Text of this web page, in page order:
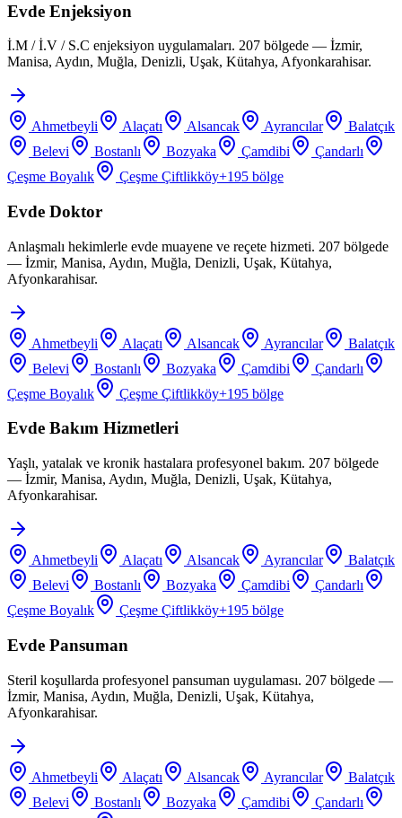
Evde Enjeksiyon
İ.M / İ.V / S.C enjeksiyon uygulamaları. 207 bölgede — İzmir,
Manisa, Aydın, Muğla, Denizli, Uşak, Kütahya, Afyonkarahisar.
Ahmetbeyli Alaçatı Alsancak Ayrancılar
Balatçık
Belevi
Bostanlı Bozyaka Çamdibi
Çandarlı
Çeşme Boyalık
Çeşme Çiftlikköy+195 bölge
Evde Doktor
Anlaşmalı hekimlerle evde muayene ve reçete hizmeti. 207 bölgede
— İzmir, Manisa, Aydın, Muğla, Denizli, Uşak, Kütahya,
Afyonkarahisar.
Ahmetbeyli Alaçatı Alsancak Ayrancılar
Balatçık
Belevi
Bostanlı Bozyaka Çamdibi
Çandarlı
Çeşme Boyalık
Çeşme Çiftlikköy+195 bölge
Evde Bakım Hizmetleri
Yaşlı, yatalak ve kronik hastalara profesyonel bakım. 207 bölgede
— İzmir, Manisa, Aydın, Muğla, Denizli, Uşak, Kütahya,
Afyonkarahisar.
Ahmetbeyli Alaçatı Alsancak Ayrancılar
Balatçık
Belevi
Bostanlı Bozyaka Çamdibi
Çandarlı
Çeşme Boyalık
Çeşme Çiftlikköy+195 bölge
Evde Pansuman
Steril koşullarda profesyonel pansuman uygulaması. 207 bölgede —
İzmir, Manisa, Aydın, Muğla, Denizli, Uşak, Kütahya,
Afyonkarahisar.
Ahmetbeyli Alaçatı Alsancak Ayrancılar
Balatçık
Belevi
Bostanlı Bozyaka Çamdibi
Çandarlı